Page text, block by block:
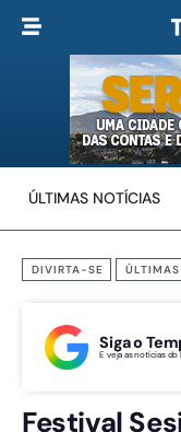
ÚLTIMAS NOTÍCIAS
DIVIRTA-SE
Siga o
E veja as notícias
Festival